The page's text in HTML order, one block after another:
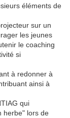
éléments de
sur un
les jeunes
le coaching
si
à redonner à
ainsi à
qui
herbe" lors de